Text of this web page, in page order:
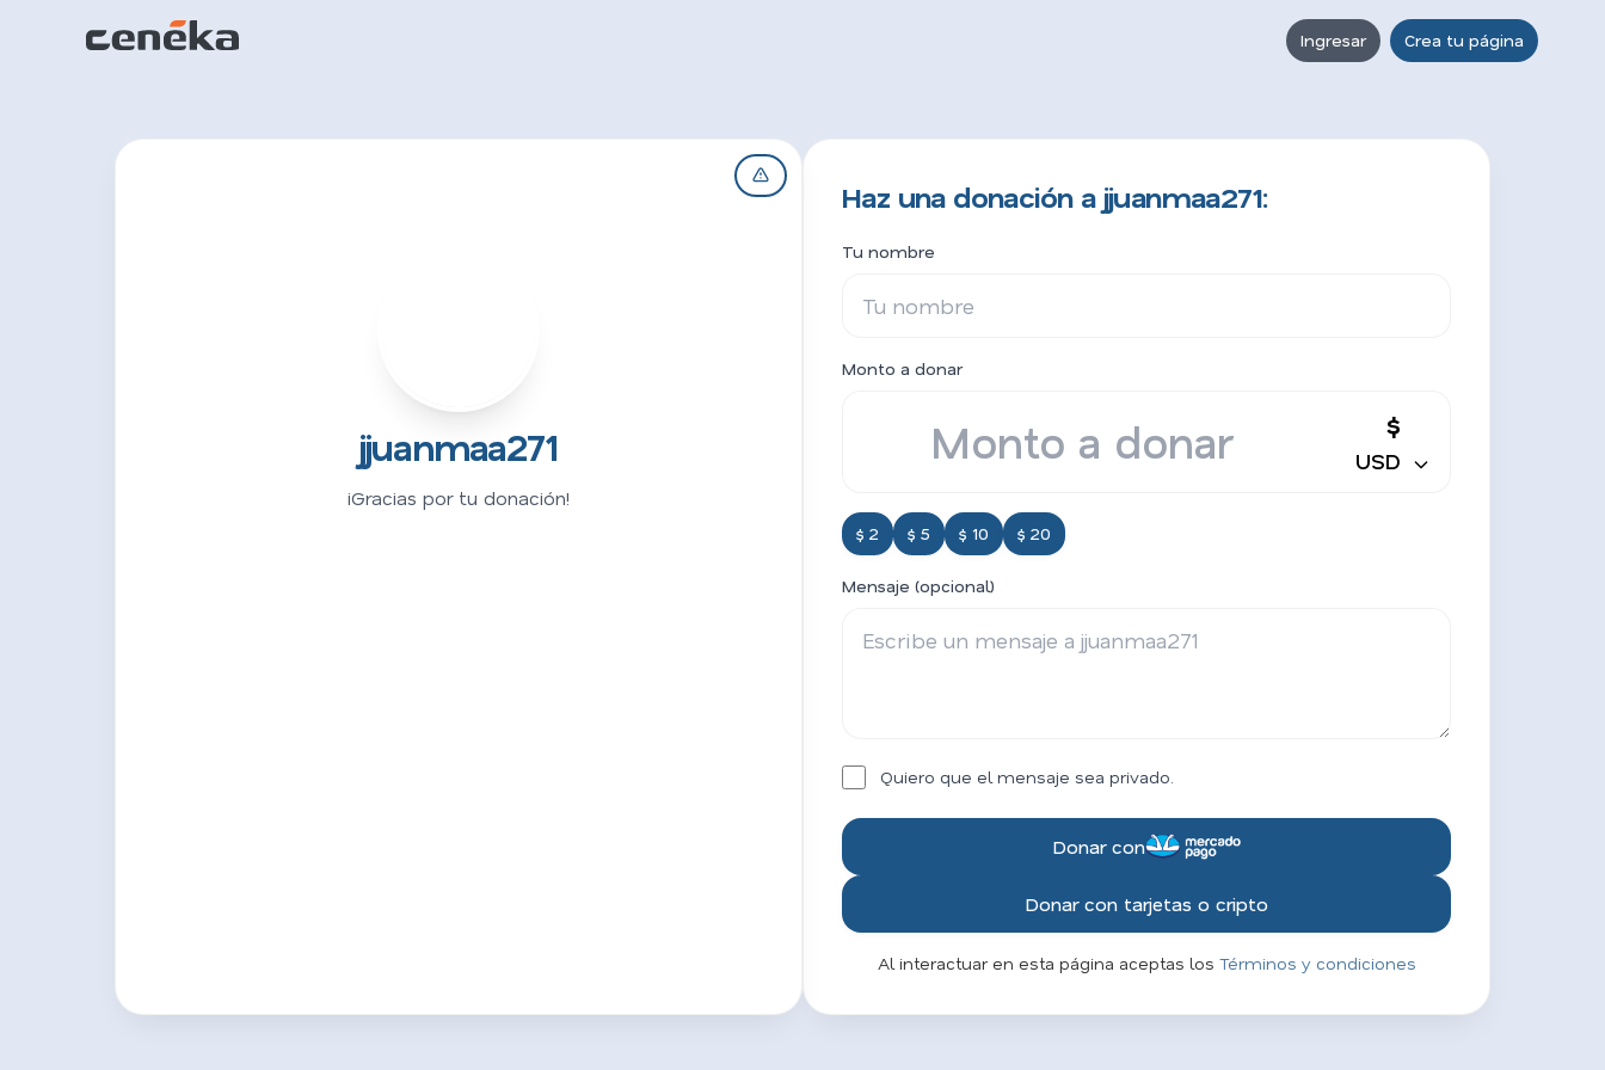
Ingresar Crea tu página
jjuanmaa271
¡Gracias por tu donación!
Haz una donación a jjuanmaa271:
Tu nombre
Monto a donar
$
USD
$ 2 $ 5 $ 10 $ 20
Mensaje (opcional)
Quiero que el mensaje sea privado.
Donar con
Donar con tarjetas o cripto
Al interactuar en esta página aceptas los Términos y condiciones